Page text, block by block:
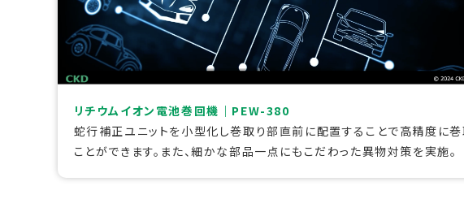
リチウムイオン電池巻回機｜PEW-380
蛇行補正ユニットを小型化し巻取り部直前に配置することで高精度に
ことができます。また、細かな部品一点にもこだわった異物対策を実施。